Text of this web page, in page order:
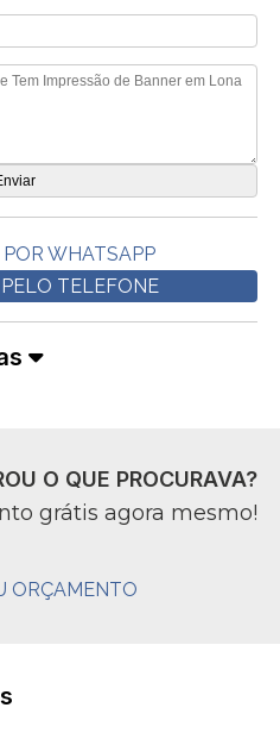
WHATSAPP
TELEFONE
O QUE PROCURAVA?
grátis agora mesmo!
ORÇAMENTO